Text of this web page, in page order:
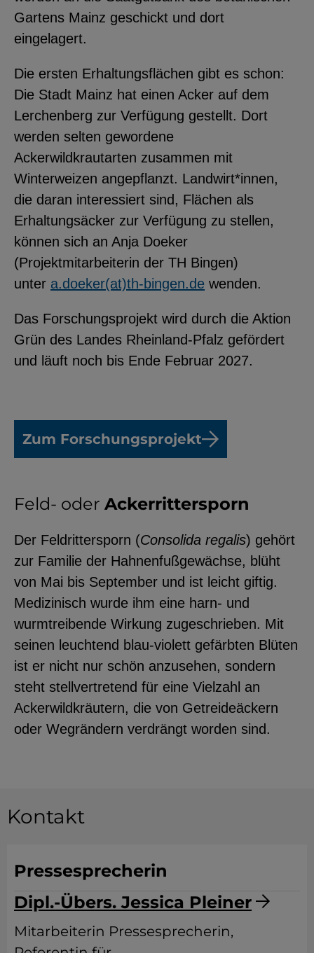
Gartens Mainz geschickt und dort
eingelagert.
Die ersten Erhaltungsflächen gibt es schon:
Die Stadt Mainz hat einen Acker auf dem
Lerchenberg zur Verfügung gestellt. Dort
werden selten gewordene
Ackerwildkrautarten zusammen mit
Winterweizen angepflanzt. Landwirt*innen,
die daran interessiert sind, Flächen als
Erhaltungsäcker zur Verfügung zu stellen,
können sich an Anja Doeker
(Projektmitarbeiterin der TH Bingen)
unter a.doeker(at)th-bingen.de wenden.
Das Forschungsprojekt wird durch die Aktion
Grün des Landes Rheinland-Pfalz gefördert
und läuft noch bis Ende Februar 2027.
Zum Forschungsprojekt
Feld- oder Ackerrittersporn
Der Feldrittersporn (Consolida regalis) gehört
zur Familie der Hahnenfußgewächse, blüht
von Mai bis September und ist leicht giftig.
Medizinisch wurde ihm eine harn- und
wurmtreibende Wirkung zugeschrieben. Mit
seinen leuchtend blau-violett gefärbten Blüten
ist er nicht nur schön anzusehen, sondern
steht stellvertretend für eine Vielzahl an
Ackerwildkräutern, die von Getreideäckern
oder Wegrändern verdrängt worden sind.
Kontakt
Dipl.-Übers. Jessica Pleiner
Pressesprecherin
Mitarbeiterin Pressesprecherin,